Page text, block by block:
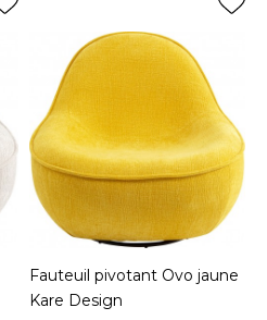
Fauteuil pivotant Ovo jaune
Kare Design